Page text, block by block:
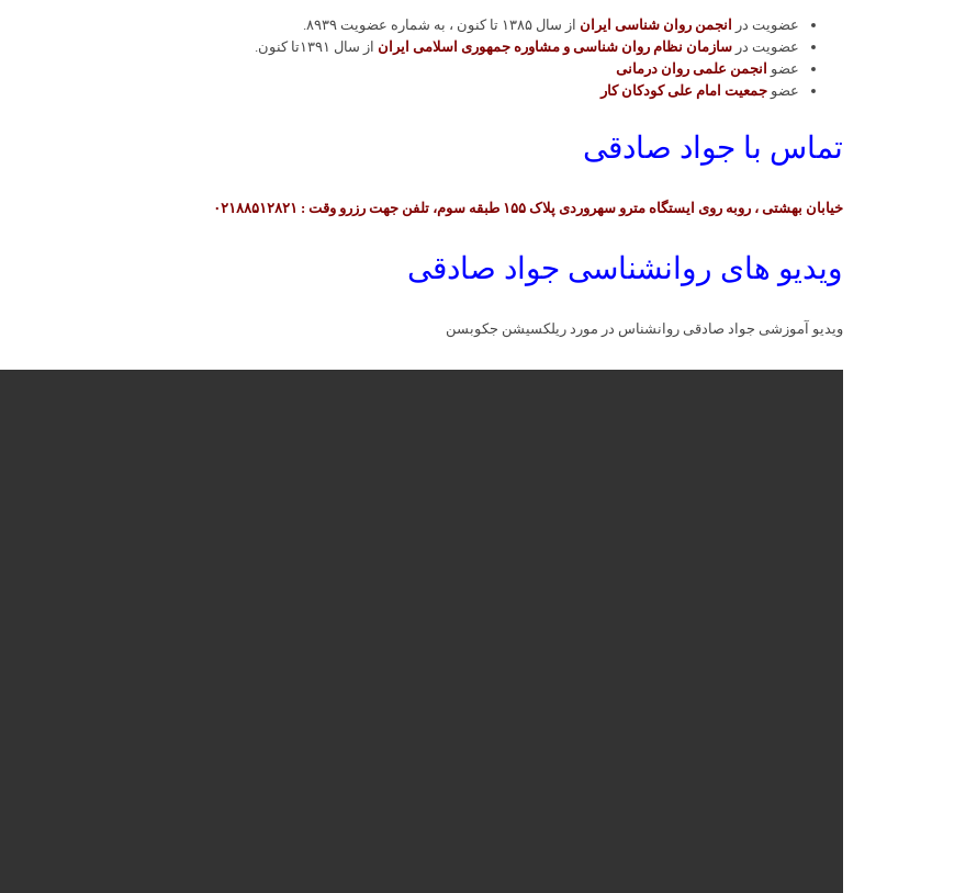
عضویت در انجمن روان شناسی ایران از سال ١٣٨۵ تا کنون ، به شماره عضویت ٨٩٣٩.
عضویت در سازمان نظام روان شناسی و مشاوره جمهوری اسلامی ایران از سال ١٣٩١تا کنون.
عضو انجمن علمی روان درمانی
عضو جمعیت امام علی کودکان کار
تماس با جواد صادقی
خیابان بهشتی ، روبه روی ایستگاه مترو سهروردی پلاک ۱۵۵ طبقه سوم، تلفن جهت رزرو وقت : ۰۲۱۸۸۵۱۲۸۲۱
ویدیو های روانشناسی جواد صادقی
ویدیو آموزشی جواد صادقی روانشناس در مورد ریلکسیشن جکوبسن